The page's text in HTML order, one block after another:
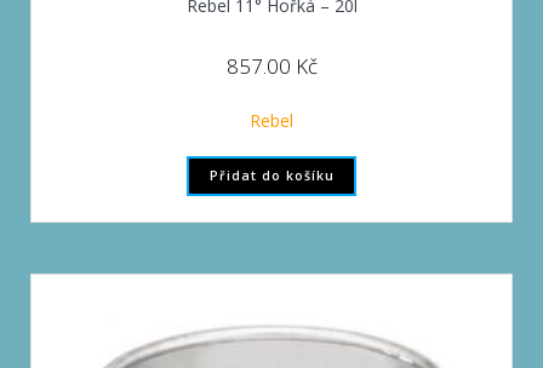
Rebel 11° Hořká – 20l
857.00 Kč
Rebel
Přidat do košíku